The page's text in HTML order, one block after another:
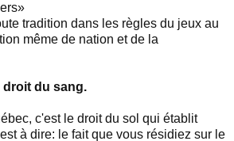
tradition dans les règles du jeux au
même de nation et de la
droit du sang.
c'est le droit du sol qui établit
à dire: le fait que vous résidiez sur le